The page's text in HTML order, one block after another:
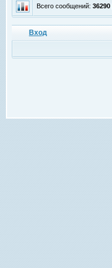
Всего сообщений: 36290
Вход